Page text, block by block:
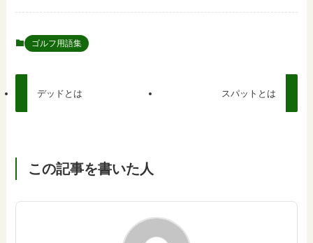
ゴルフ用語集
デッドとは スパットとは
この記事を書いた人